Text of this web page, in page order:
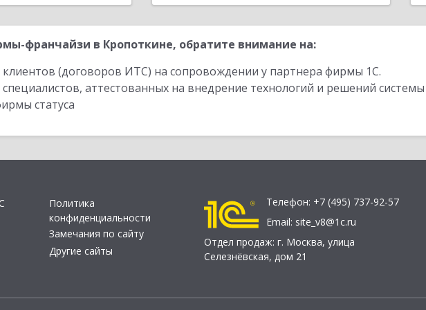
франчайзи в Кропоткине, обратите внимание на:
клиентов (договоров ИТС) на сопровождении у партнера фирмы 1С.
специалистов, аттестованных на внедрение технологий и решений
статуса
Политика
конфиденциальности
Замечания по сайту
Другие сайты
Телефон: +7 (495) 737-92-57
Email: site_v8@1c.ru
Отдел продаж: г. Москва, улица
Селезнёвская, дом 21